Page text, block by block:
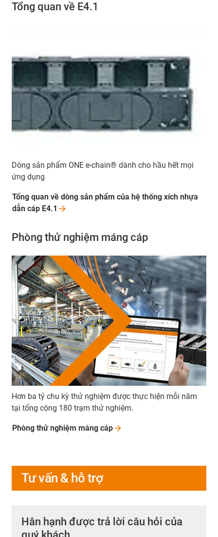
Tổng quan về E4.1
Dòng sản phẩm ONE e-chain® dành cho hầu hết mọi
ứng dụng
Tổng quan về dòng sản phẩm của hệ thống xích nhựa
dẫn cáp E4.1
Phòng thử nghiệm máng cáp
Hơn ba tỷ chu kỳ thử nghiệm được thực hiện mỗi năm
tại tổng cộng 180 trạm thử nghiệm.
Phòng thử nghiệm máng cáp
Tư vấn & hỗ trợ
Hân hạnh được trả lời câu hỏi của